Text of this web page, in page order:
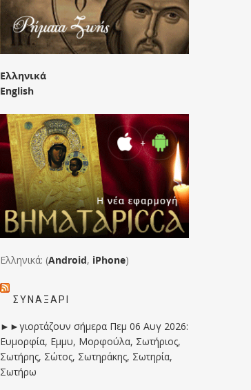
Ελληνικά
English
Ελληνικά: (Android, iPhone)
ΣΥΝΑΞΆΡΙ
►►γιορτάζουν σήμερα Πεμ 06 Αυγ 2026:
Ευμορφία, Εμμυ, Μορφούλα, Σωτήριος,
Σωτήρης, Σώτος, Σωτηράκης, Σωτηρία,
Σωτήρω